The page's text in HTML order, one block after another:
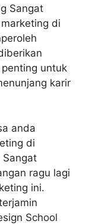
Sangat
di
untuk
karir
anda
di
Sangat
ragu lagi
ini.
School